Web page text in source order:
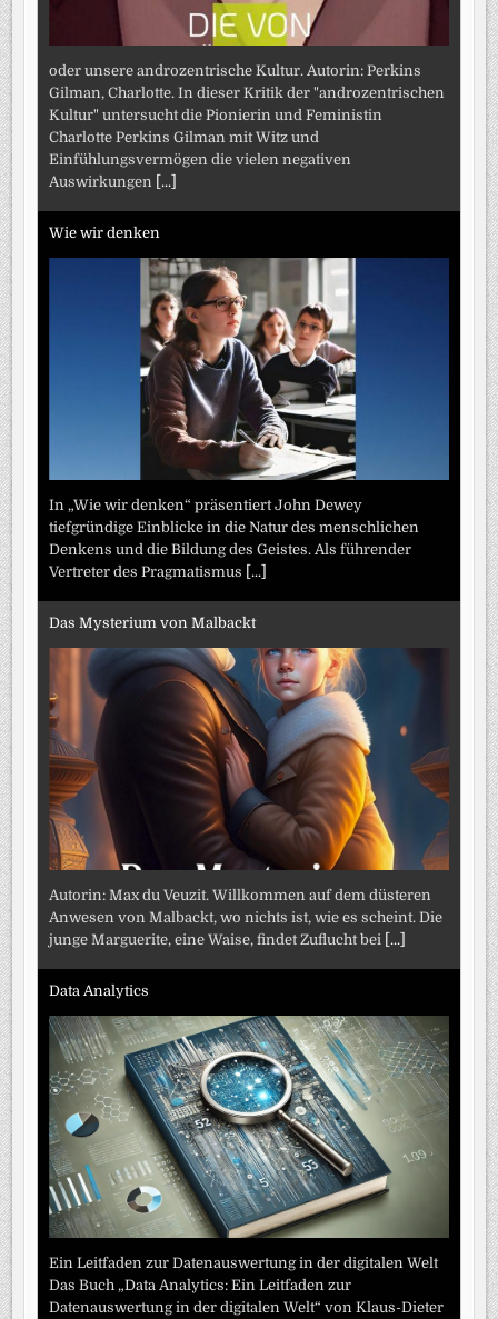
oder unsere androzentrische Kultur. Autorin: Perkins
Gilman, Charlotte. In dieser Kritik der "androzentrischen
Kultur" untersucht die Pionierin und Feministin
Charlotte Perkins Gilman mit Witz und
Einfühlungsvermögen die vielen negativen
Auswirkungen [...]
Wie wir denken
In „Wie wir denken“ präsentiert John Dewey
tiefgründige Einblicke in die Natur des menschlichen
Denkens und die Bildung des Geistes. Als führender
Vertreter des Pragmatismus [...]
Das Mysterium von Malbackt
Autorin: Max du Veuzit. Willkommen auf dem düsteren
Anwesen von Malbackt, wo nichts ist, wie es scheint. Die
junge Marguerite, eine Waise, findet Zuflucht bei [...]
Data Analytics
Ein Leitfaden zur Datenauswertung in der digitalen Welt
Das Buch „Data Analytics: Ein Leitfaden zur
Datenauswertung in der digitalen Welt“ von Klaus-Dieter